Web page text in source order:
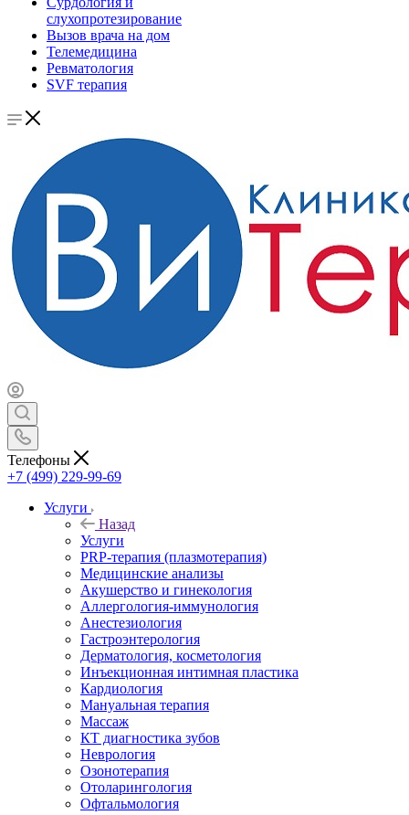
слухопротезирование
Вызов врача на дом
Телемедицина
Ревматология
SVF терапия
Телефоны
+7 (499) 229-99-69
Услуги
Назад
Услуги
PRP-терапия (плазмотерапия)
Медицинские анализы
Акушерство и гинекология
Аллергология-иммунология
Анестезиология
Гастроэнтерология
Дерматология, косметология
Инъекционная интимная пластика
Кардиология
Мануальная терапия
Массаж
КТ диагностика зубов
Неврология
Озонотерапия
Отоларингология
Офтальмология